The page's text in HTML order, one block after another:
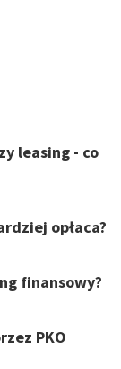
leasing - co
opłaca?
finansowy?
PKO